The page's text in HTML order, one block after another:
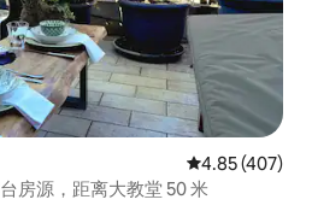
平均评分 4.85
4.85 (407)
房源，距离大教堂 50 米